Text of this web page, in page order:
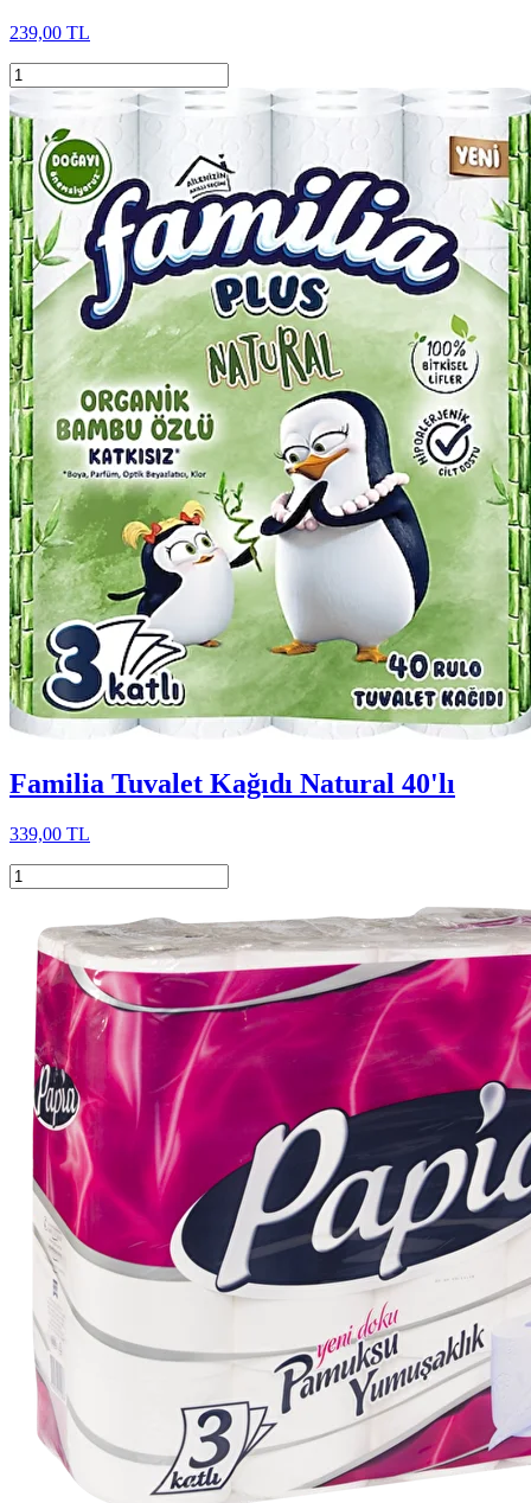
239,00 TL
Familia Tuvalet Kağıdı Natural 40'lı
339,00 TL